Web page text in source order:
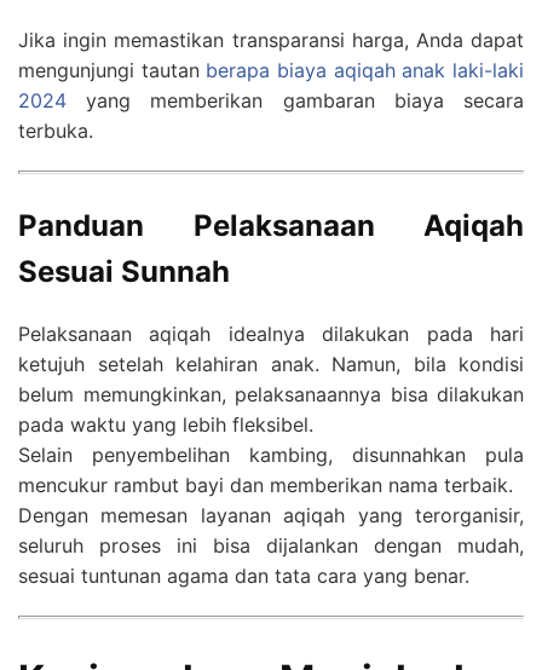
Jika ingin memastikan transparansi harga, Anda dapat
mengunjungi tautan berapa biaya aqiqah anak laki-laki
2024 yang memberikan gambaran biaya secara
terbuka.
Panduan Pelaksanaan Aqiqah
Sesuai Sunnah
Pelaksanaan aqiqah idealnya dilakukan pada hari
ketujuh setelah kelahiran anak. Namun, bila kondisi
belum memungkinkan, pelaksanaannya bisa dilakukan
pada waktu yang lebih fleksibel.
Selain penyembelihan kambing, disunnahkan pula
mencukur rambut bayi dan memberikan nama terbaik.
Dengan memesan layanan aqiqah yang terorganisir,
seluruh proses ini bisa dijalankan dengan mudah,
sesuai tuntunan agama dan tata cara yang benar.